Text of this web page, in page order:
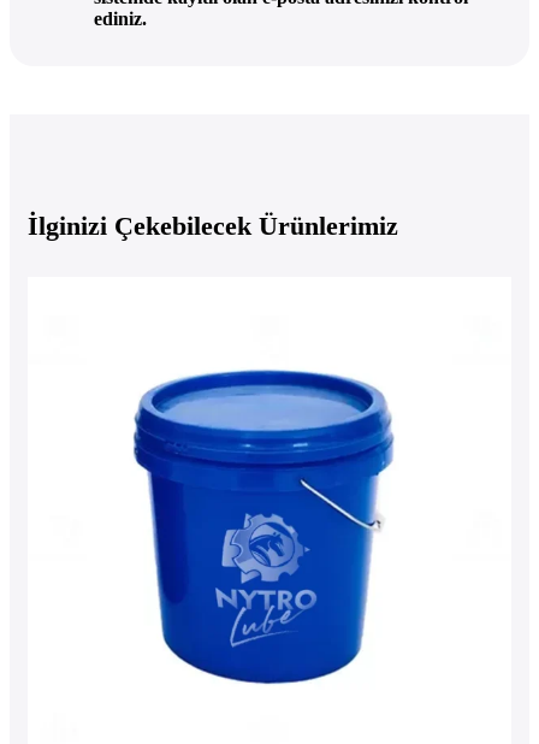
ediniz.
İlginizi Çekebilecek Ürünlerimiz